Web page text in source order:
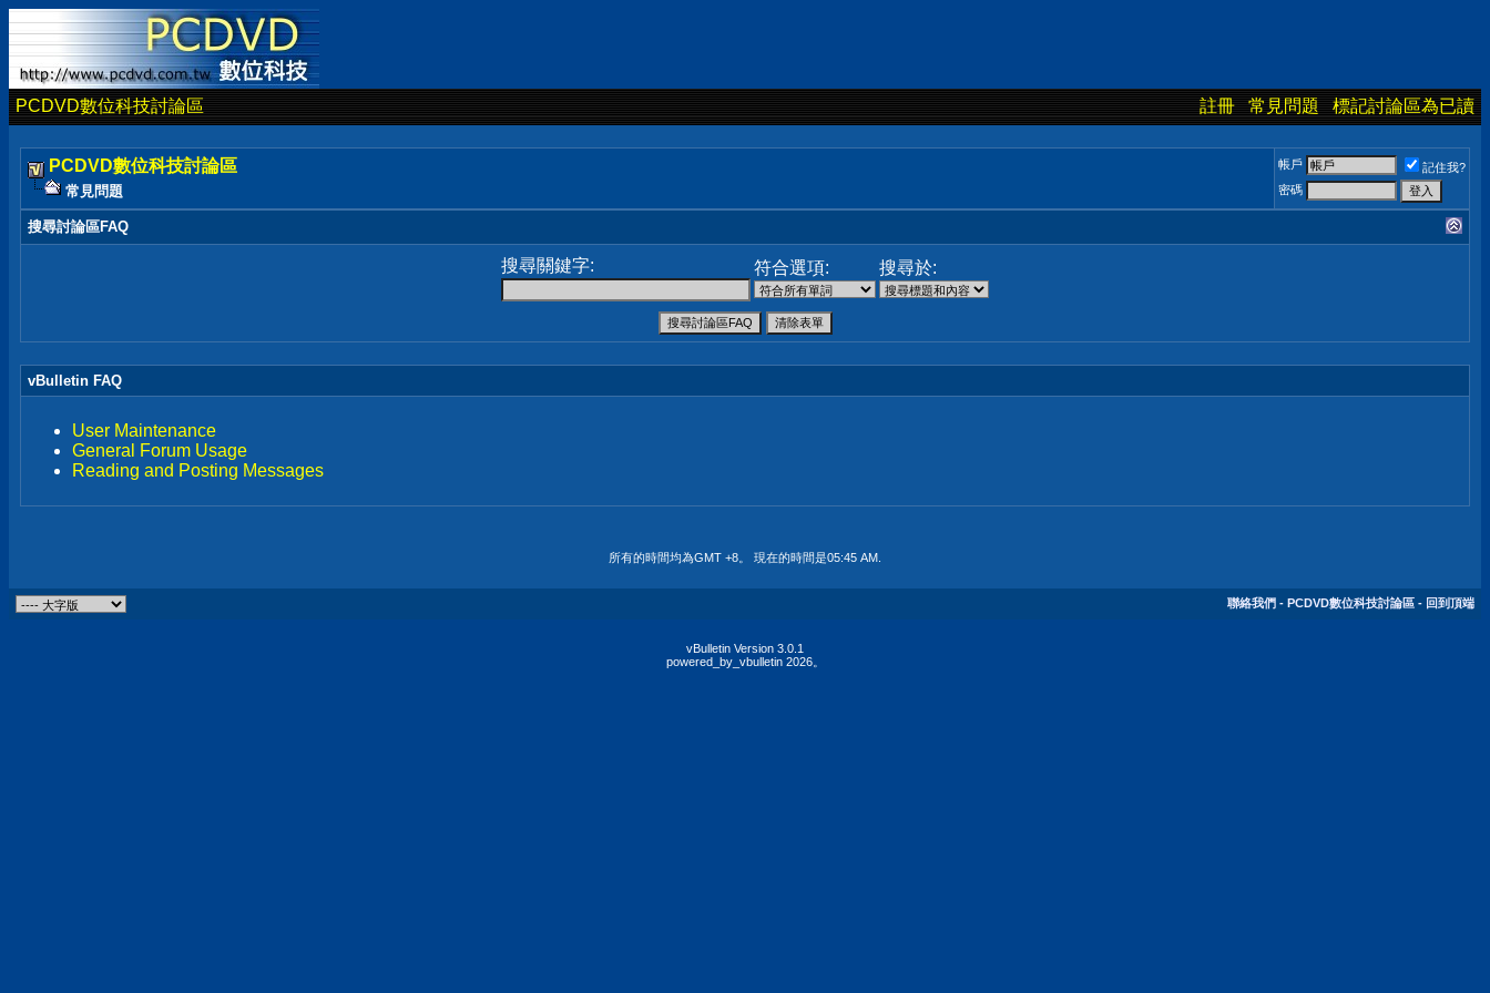
PCDVD數位科技討論區 註冊 常見問題 標記討論區為已讀
PCDVD數位科技討論區
常見問題
帳戶
記住我?
密碼
搜尋討論區FAQ
搜尋關鍵字: 符合選項: 搜尋於:
vBulletin FAQ
User Maintenance
General Forum Usage
Reading and Posting Messages
所有的時間均為GMT +8。 現在的時間是05:45 AM
聯絡我們 - PCDVD數位科技討論區 - 回到頂端
vBulletin Version 3.0.1
powered_by_vbulletin 2026。